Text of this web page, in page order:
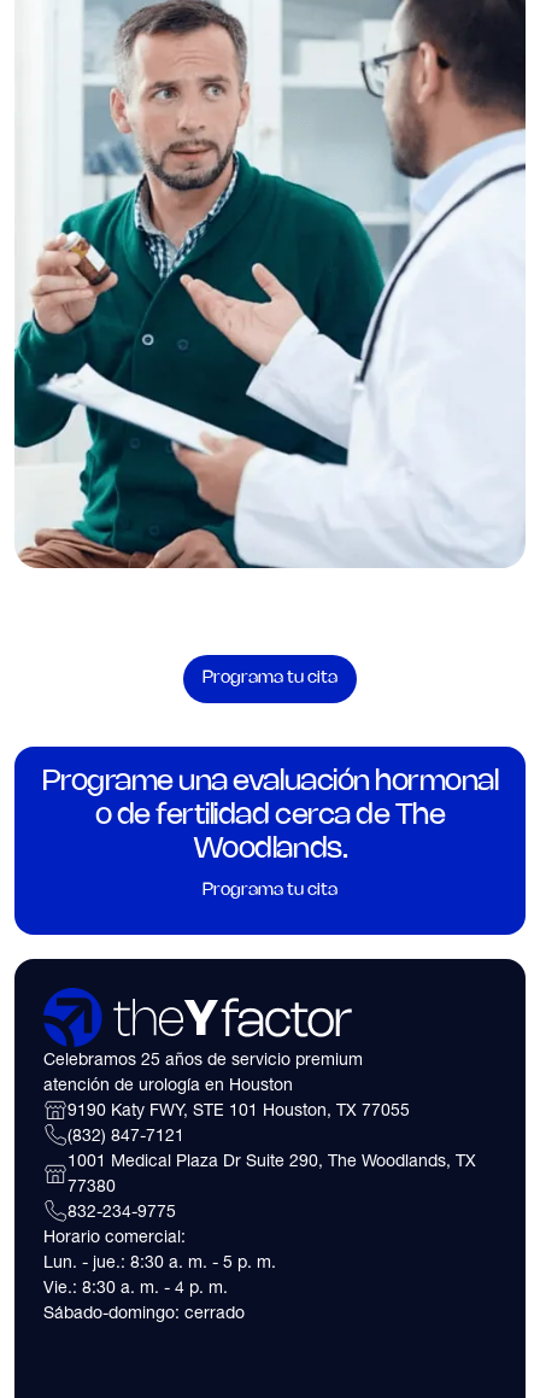
Programa tu cita
Programe una evaluación hormonal
o de fertilidad cerca de The
Woodlands.
Programa tu cita
Celebramos 25 años de servicio premium
atención de urología en Houston
9190 Katy FWY, STE 101 Houston, TX 77055
(832) 847-7121
1001 Medical Plaza Dr Suite 290, The Woodlands, TX
77380
832-234-9775
Horario comercial:
Lun. - jue.: 8:30 a. m. - 5 p. m.
Vie.: 8:30 a. m. - 4 p. m.
Sábado-domingo: cerrado